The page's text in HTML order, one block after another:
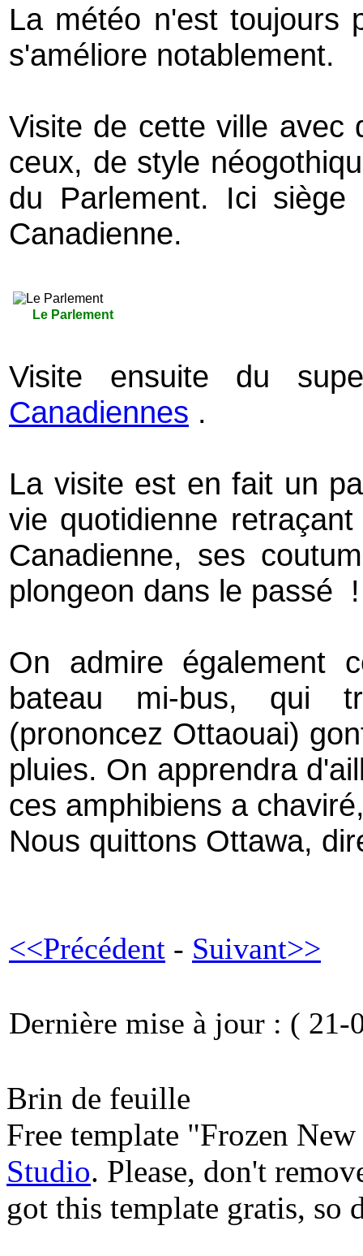
La météo n'est toujours
s'améliore notablement.
Visite de cette ville avec
ceux, de style
du Parlement. Ici
Canadienne.
Le Parlement
Visite ensuite du
Canadiennes .
La visite est en fait un
vie quotidienne
Canadienne, ses
plongeon dans le passé !
On admire également
bateau mi-bus, qui
(prononcez Ottaouai)
pluies. On apprendra
ces amphibiens a
Nous quittons Ottawa,
<<Précédent - Suivant>>
Dernière mise à jour : ( 21-
Brin de feuille
Free template "Frozen
Studio. Please, don't
got this template gratis, so